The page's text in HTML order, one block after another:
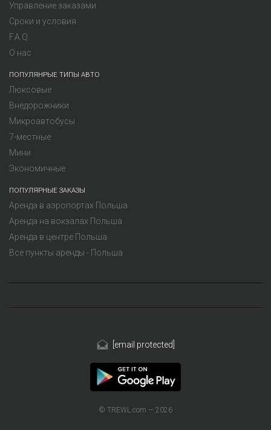
Управление заказами
Сроки и условия
F.A.Q.
О нас
ПОПУЛЯНРЫЕ ТИПЫ АВТО
Люксовые
Внедорожники
Микроавтобусы
7-местные
Мини
Экономичные
ПОПУЛЯРНЫЕ ЗАКАЗЫ
Аренда в аэропортах Польша
Аренда на вокзалах Польша
Аренда в центре Польша
Все пункты аренды - Польша
[email protected]
© TREWL.com — 2026